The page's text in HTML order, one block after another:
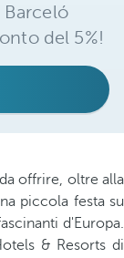
Barceló
del 5%!
offrire, oltre alla
piccola festa su
d'Europa.
& Resorts di